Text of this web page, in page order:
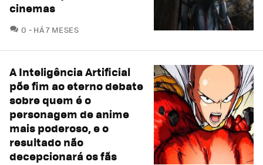
cinemas
0 COMENTÁRIOS
HÁ 7 MESES
A Inteligência Artificial
põe fim ao eterno debate
sobre quem é o
personagem de anime
mais poderoso, e o
resultado não
decepcionará os fãs